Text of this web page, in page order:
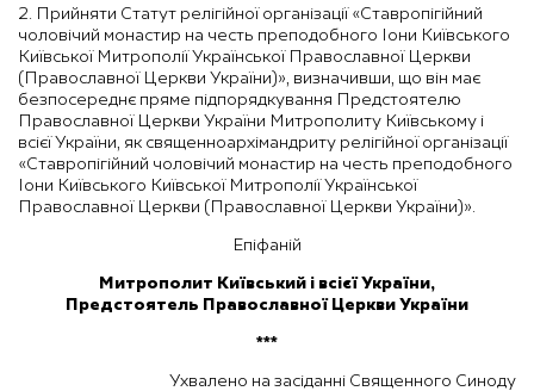
2. Прийняти Статут релігійної організації «Ставропігійний
чоловічий монастир на честь преподобного Іони Київського
Київської Митрополії Української Православної Церкви
(Православної Церкви України)», визначивши, що він має
безпосереднє пряме підпорядкування Предстоятелю
Православної Церкви України Митрополиту Київському і
всієї України, як священноархімандриту релігійної організації
«Ставропігійний чоловічий монастир на честь преподобного
Іони Київського Київської Митрополії Української
Православної Церкви (Православної Церкви України)».
Епіфаній
Митрополит Київський і всієї України,
Предстоятель Православної Церкви України
***
Ухвалено на засіданні Священного Синоду